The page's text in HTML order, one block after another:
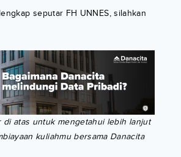
seputar FH UNNES, silahkan
di atas untuk mengetahui lebih lanjut
kuliahmu bersama Danacita